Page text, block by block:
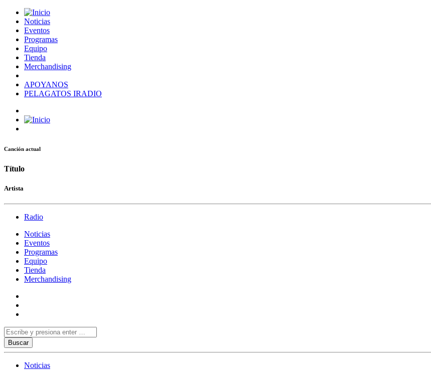
Noticias
Eventos
Programas
Equipo
Tienda
Merchandising
APOYANOS
PELAGATOS IRADIO
Canción actual
Título
Artista
Radio
Noticias
Eventos
Programas
Equipo
Tienda
Merchandising
Noticias